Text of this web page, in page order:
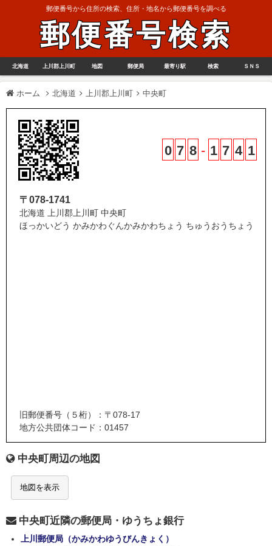
郵便番号から住所の検索、住所・地名から郵便番号を調べる
郵便番号検索
北海道 上川郡上川町 地図 郵便局 最寄り駅 検索 ＳＮＳ
ホーム 北海道 上川郡上川町 中央町
0 7 8 - 1 7 4 1
〒078-1741
北海道 上川郡上川町 中央町
ほっかいどう かみかわぐんかみかわちょう ちゅうおうちょう
旧郵便番号（５桁）：〒078-17
地方公共団体コード：01457
中央町周辺の地図
地図を表示
中央町近隣の郵便局・ゆうちょ銀行
上川郵便局（かみかわゆうびんきょく）